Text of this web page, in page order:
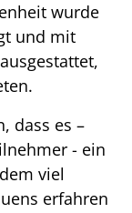
wurde
und mit
dass es –
- ein
viel
erfahren